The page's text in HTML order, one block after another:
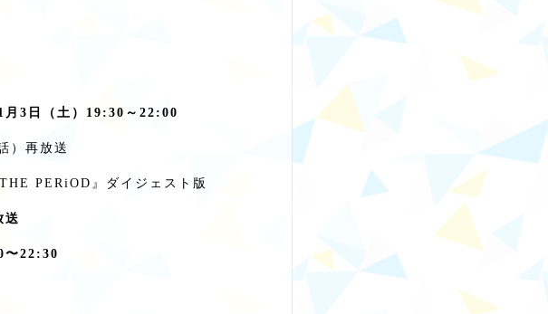
3日（土）19:30～22:00
）再放送
PERiOD』ダイジェスト版
送
22:30